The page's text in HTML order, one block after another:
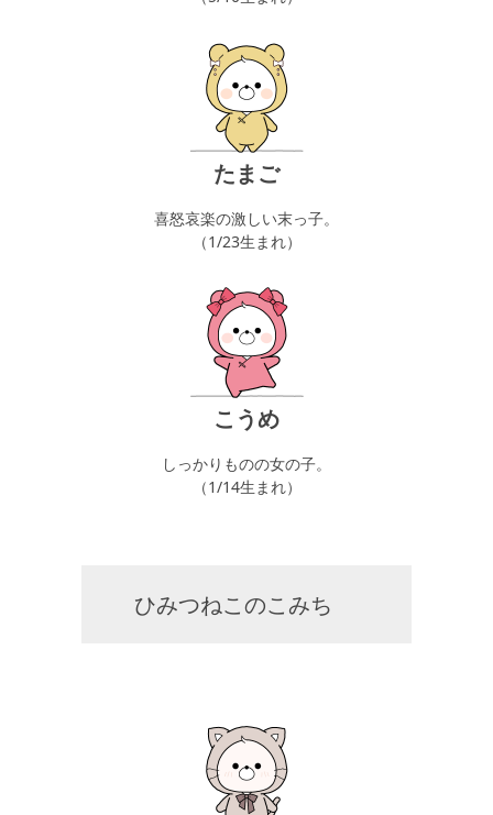
たまご
喜怒哀楽の激しい末っ子。
（1/23生まれ）
こうめ
しっかりものの女の子。
（1/14生まれ）
ひみつねこのこみち